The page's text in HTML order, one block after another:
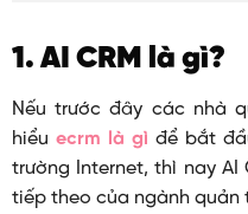
1. AI CRM là gì?
Nếu trước đây các nhà
hiểu ecrm là gì để bắt
trường Internet, thì nay AI
tiếp theo của ngành quản